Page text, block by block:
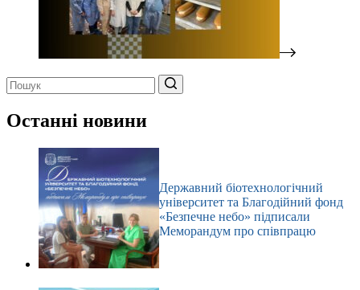
результатів
Останні новини
Державний біотехнологічний
університет та Благодійний фонд
«Безпечне небо» підписали
Меморандум про співпрацю